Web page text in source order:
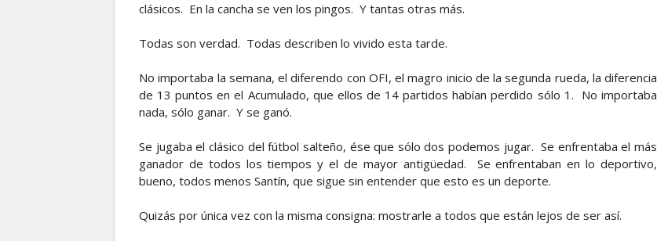
clásicos. En la cancha se ven los pingos. Y tantas otras más.
Todas son verdad. Todas describen lo vivido esta tarde.
No importaba la semana, el diferendo con OFI, el magro inicio de la segunda rueda, la diferencia
de 13 puntos en el Acumulado, que ellos de 14 partidos habían perdido sólo 1. No importaba
nada, sólo ganar. Y se ganó.
Se jugaba el clásico del fútbol salteño, ése que sólo dos podemos jugar. Se enfrentaba el más
ganador de todos los tiempos y el de mayor antigüedad. Se enfrentaban en lo deportivo,
bueno, todos menos Santín, que sigue sin entender que esto es un deporte.
Quizás por única vez con la misma consigna: mostrarle a todos que están lejos de ser así.